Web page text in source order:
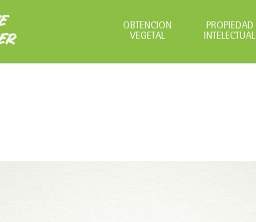
OBTENCIÓN
VEGETAL
PROPIEDAD
INTELECTUAL